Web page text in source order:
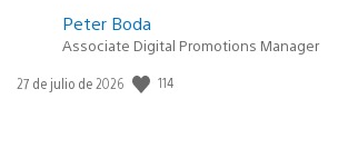
Peter Boda
Associate Digital Promotions Manager
Fecha
27 de julio de 2026 114